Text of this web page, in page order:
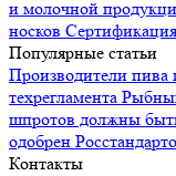
и молочной
носков Сертификация
Популярные статьи
Производители пива
техрегламента
шпротов должны
одобрен
Контакты